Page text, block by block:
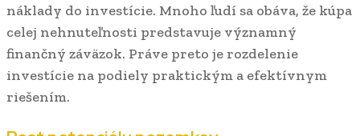
náklady do investície. Mnoho ľudí sa obáva, že kúpa
celej nehnuteľnosti predstavuje významný
finančný záväzok. Práve preto je rozdelenie
investície na podiely praktickým a efektívnym
riešením.